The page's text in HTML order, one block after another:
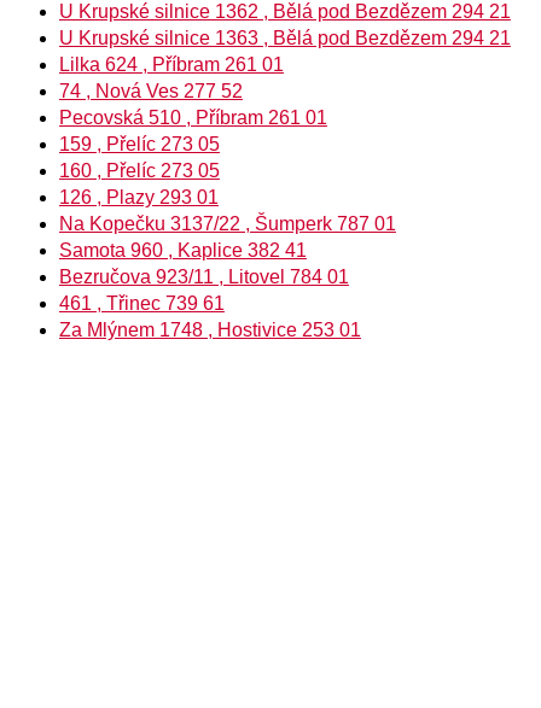
U Krupské silnice 1362 , Bělá pod Bezdězem 294 21
U Krupské silnice 1363 , Bělá pod Bezdězem 294 21
Lilka 624 , Příbram 261 01
74 , Nová Ves 277 52
Pecovská 510 , Příbram 261 01
159 , Přelíc 273 05
160 , Přelíc 273 05
126 , Plazy 293 01
Na Kopečku 3137/22 , Šumperk 787 01
Samota 960 , Kaplice 382 41
Bezručova 923/11 , Litovel 784 01
461 , Třinec 739 61
Za Mlýnem 1748 , Hostivice 253 01